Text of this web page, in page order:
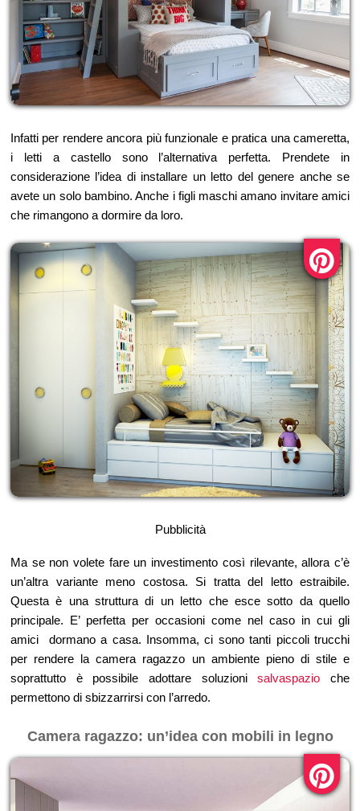
Infatti per rendere ancora più funzionale e pratica una cameretta,
i letti a castello sono l’alternativa perfetta. Prendete in
considerazione l’idea di installare un letto del genere anche se
avete un solo bambino. Anche i figli maschi amano invitare amici
che rimangono a dormire da loro.
Pubblicità
Ma se non volete fare un investimento così rilevante, allora c’è
un’altra variante meno costosa. Si tratta del letto estraibile.
Questa è una struttura di un letto che esce sotto da quello
principale. E’ perfetta per occasioni come nel caso in cui gli
amici dormano a casa. Insomma, ci sono tanti piccoli trucchi
per rendere la camera ragazzo un ambiente pieno di stile e
soprattutto è possibile adottare soluzionisalvaspazio che
permettono di sbizzarrirsi con l’arredo.
Camera ragazzo: un’idea con mobili in legno